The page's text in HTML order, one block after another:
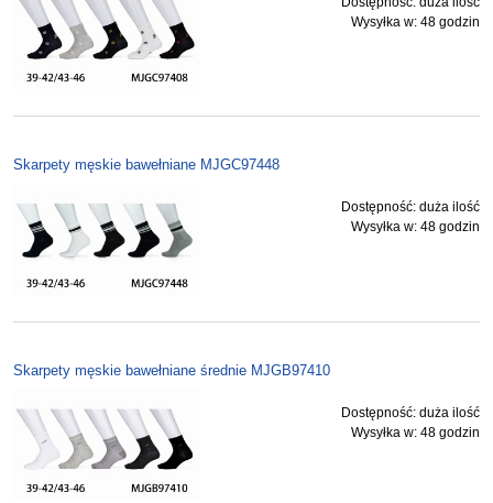
Wysyłka w: 48 godzin
Skarpety męskie bawełniane MJGC97448
Dostępność: duża ilość
Wysyłka w: 48 godzin
Skarpety męskie bawełniane średnie MJGB97410
Dostępność: duża ilość
Wysyłka w: 48 godzin